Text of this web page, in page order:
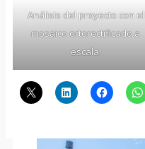
Análisis del proyecto con el
mosaico ortorectificado a
escala.